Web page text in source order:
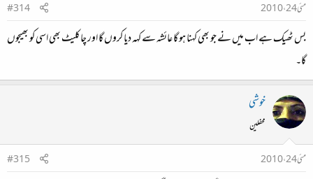
مئی 24، 2010
#314
بس ٹھیک ہے اب میں نے جو بھی کہنا ہو گا عائشہ سے کہہ دیا کروں گا اور چاکلیٹ بھی اسی کو بھیجوں
گا۔
خوشی
محفلین
مئی 24، 2010
#315